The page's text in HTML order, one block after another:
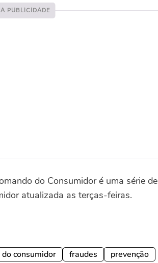
do Consumidor é uma série de
atualizada as terças-feiras.
consumidor fraudes prevenção